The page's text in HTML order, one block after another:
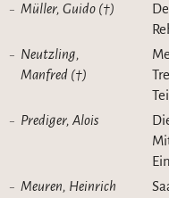
Müller, Guido (†)
Neutzling,
Manfred (†)
Prediger, Alois
Meuren, Heinrich